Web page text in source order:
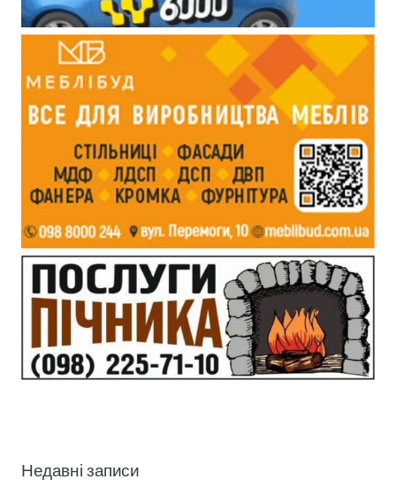
Недавні записи